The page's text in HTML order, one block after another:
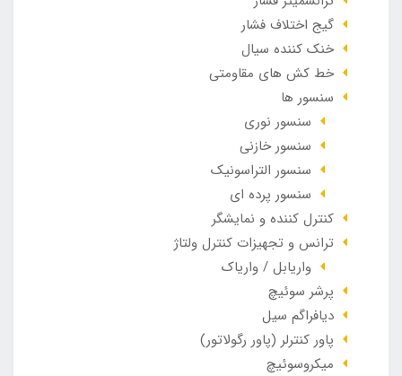
گیج اختلاف فشار
خنک کننده سیال
خط کش های مقاومتی
سنسور ها
سنسور نوری
سنسور خازنی
سنسور التراسونیک
سنسور پرده ای
کنترل کننده و نمایشگر
ترانس و تجهیزات کنترل ولتاژ
واریابل / واریاک
پرشر سوئیچ
دیافراگم سیل
پاور کنترلر (پاور رگولاتور)
میکروسوئیچ